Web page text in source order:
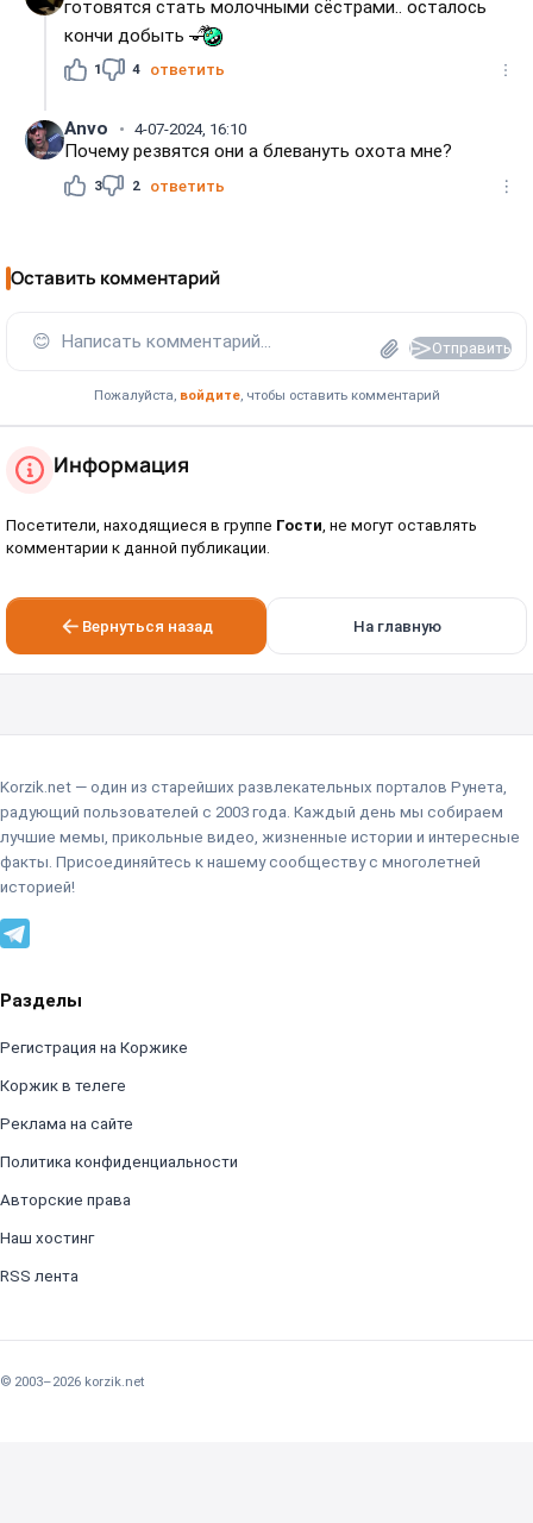
готовятся стать молочными сёстрами.. осталось
кончи добыть
1 4 ответить
Anvo 4-07-2024, 16:10
Почему резвятся они а блевануть охота мне?
3 2 ответить
Оставить комментарий
😊 Написать комментарий... Отправить
Пожалуйста, войдите, чтобы оставить комментарий
Информация
Посетители, находящиеся в группе Гости , не могут оставлять
комментарии к данной публикации.
Вернуться назад На главную
Korzik.net — один из старейших развлекательных порталов Рунета,
радующий пользователей с 2003 года. Каждый день мы собираем
лучшие мемы, прикольные видео, жизненные истории и интересные
факты. Присоединяйтесь к нашему сообществу с многолетней
историей!
Разделы
Регистрация на Коржике
Коржик в телеге
Реклама на сайте
Политика конфиденциальности
Авторские права
Наш хостинг
RSS лента
© 2003–2026 korzik.net